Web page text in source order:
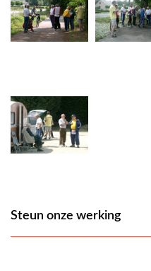
Steun onze werking